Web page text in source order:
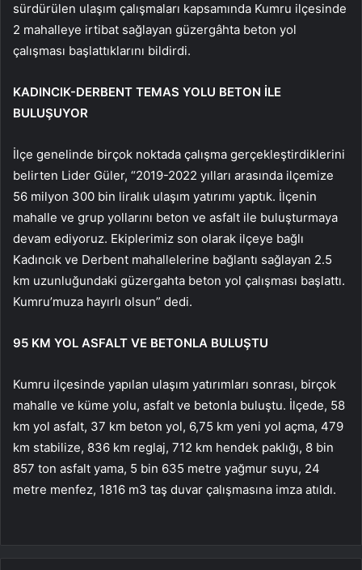
sürdürülen ulaşım çalışmaları kapsamında Kumru ilçesinde
2 mahalleye irtibat sağlayan güzergâhta beton yol
çalışması başlattıklarını bildirdi.
KADINCIK-DERBENT TEMAS YOLU BETON İLE
BULUŞUYOR
İlçe genelinde birçok noktada çalışma gerçekleştirdiklerini
belirten Lider Güler, “2019-2022 yılları arasında ilçemize
56 milyon 300 bin liralık ulaşım yatırımı yaptık. İlçenin
mahalle ve grup yollarını beton ve asfalt ile buluşturmaya
devam ediyoruz. Ekiplerimiz son olarak ilçeye bağlı
Kadıncık ve Derbent mahallelerine bağlantı sağlayan 2.5
km uzunluğundaki güzergahta beton yol çalışması başlattı.
Kumru’muza hayırlı olsun” dedi.
95 KM YOL ASFALT VE BETONLA BULUŞTU
Kumru ilçesinde yapılan ulaşım yatırımları sonrası, birçok
mahalle ve küme yolu, asfalt ve betonla buluştu. İlçede, 58
km yol asfalt, 37 km beton yol, 6,75 km yeni yol açma, 479
km stabilize, 836 km reglaj, 712 km hendek paklığı, 8 bin
857 ton asfalt yama, 5 bin 635 metre yağmur suyu, 24
metre menfez, 1816 m3 taş duvar çalışmasına imza atıldı.